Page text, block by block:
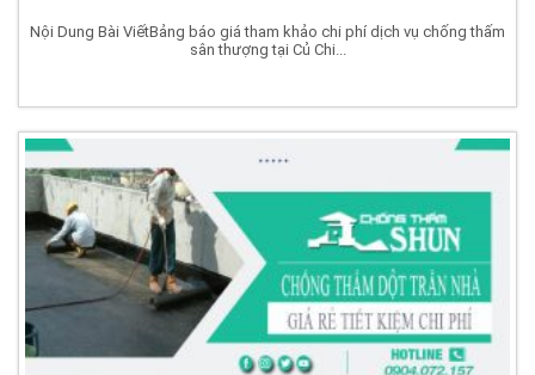
Nội Dung Bài ViếtBảng báo giá tham khảo chi phí dịch vụ chống thấm
sân thượng tại Củ Chi...